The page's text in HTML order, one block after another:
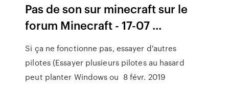
Pas de son sur minecraft sur le
forum Minecraft - 17-07 ...
Si ça ne fonctionne pas, essayer d'autres
pilotes (Essayer plusieurs pilotes au hasard
peut planter Windows ou 8 févr. 2019